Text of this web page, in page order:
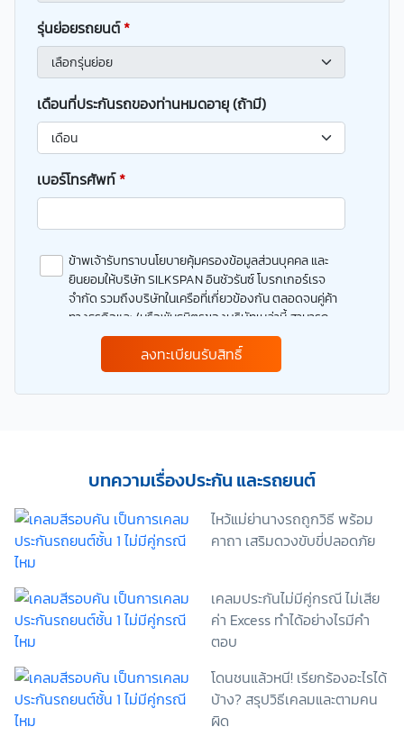
รุ่นย่อยรถยนต์*
เดือนที่ประกันรถของท่านหมดอายุ (ถ้ามี)
เบอร์โทรศัพท์*
ข้าพเจ้ารับทราบนโยบายคุ้มครองข้อมูลส่วนบุคคล และ
ยินยอมให้บริษัท SILKSPAN อินชัวรันซ์ โบรกเกอร์เรจ
จำกัด รวมถึงบริษัทในเครือที่เกี่ยวข้องกัน ตลอดจนคู่ค้า
ทางธุรกิจและ/หรือพันธมิตรของบริษัทเหล่านี้ สามารถ
เก็บ ใช้ และ/หรือ เปิดเผยข้อมูลส่วนบุคคลและข้อมูลส่วน
บุคคลที่มีความอ่อนไหวของข้าพเจ้า เพื่อวัตถุประสงค์ใน
การดำเนินการติดต่อและนำเสนอข้อมูลสำหรับการขาย
ผลิตภัณฑ์ การจัดทำรายการส่งเสริมการขายและการ
อื่นๆ ท่านสามารถอ่านรายละเอียดนโยบายคุ้มครองข้อมูล
ส่วนบุคคลและสิทธิของเจ้าของข้อมูลส่วนบุคคลได้ที่
ความยินยอม ทั้งนี้ ก่อนการแสดงเจตนา ข้าพเจ้าได้อ่าน
รายละเอียดจากเอกสารชี้แจงข้อมูล หรือได้รับคำอธิบาย
และมีความเข้าใจดีแล้ว ข้าพเจ้าให้ความยินยอมหรือปฏิเสธ
ไม่ให้ความยินยอมในเอกสารนี้ด้วยความสมัครใจ
ปราศจากการบังคับหรือชักจูง และข้าพเจ้าทราบว่า
ในกรณีมีข้อจำกัดสิทธิตามกฎหมายหรือยังมีสัญญา
ระหว่างข้าพเจ้ากับสถาบันที่ให้ประโยชน์แก่ข้าพเจ้าอยู่
กรณีที่ข้าพเจ้าประสงค์จะไม่ให้ความยินยอม ข้าพเจ้าเข้าใจ
ลงทะเบียนรับสิทธิ์
บทความเรื่องประกัน และรถยนต์
ไหว้แม่ย่านางรถถูกวิธี พร้อม
คาถา เสริมดวงขับขี่ปลอดภัย
เคลมประกันไม่มีคู่กรณี ไม่เสีย
ค่า Excess ทำได้อย่างไรมีคำ
ตอบ
โดนชนแล้วหนี! เรียกร้องอะไรได้
บ้าง? สรุปวิธีเคลมและตามคน
ผิด